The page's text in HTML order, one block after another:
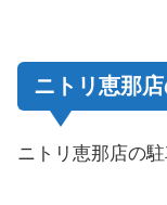
ニトリ恵那
ニトリ恵那店の